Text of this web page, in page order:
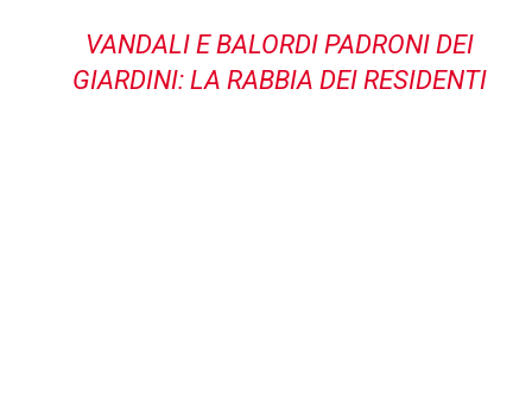
VANDALI E BALORDI PADRONI DEI
GIARDINI: LA RABBIA DEI RESIDENTI